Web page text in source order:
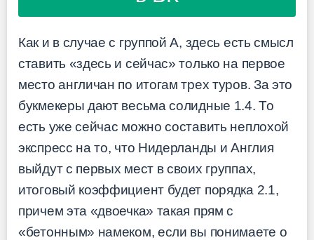
Как и в случае с группой A, здесь есть смысл
ставить «здесь и сейчас» только на первое
место англичан по итогам трех туров. За это
букмекеры дают весьма солидные 1.4. То
есть уже сейчас можно составить неплохой
экспресс на то, что Нидерланды и Англия
выйдут с первых мест в своих группах,
итоговый коэффициент будет порядка 2.1,
причем эта «двоечка» такая прям с
«бетонным» намеком, если вы понимаете о